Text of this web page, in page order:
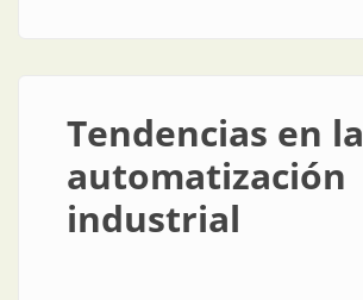
Tendencias en la
automatización
industrial